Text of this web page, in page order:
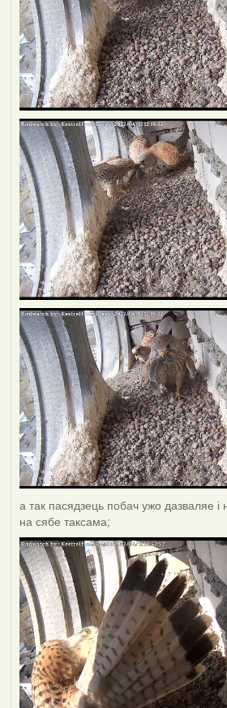
а так пасядзець побач ужо дазваляе і
на сябе таксама;